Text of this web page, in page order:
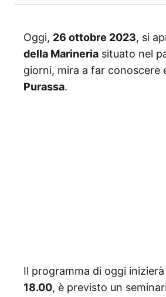
Oggi, 26 ottobre 2023, si
della Marineria situato nel
giorni, mira a far conoscere
Purassa.
Il programma di oggi inizierà
18.00, è previsto un